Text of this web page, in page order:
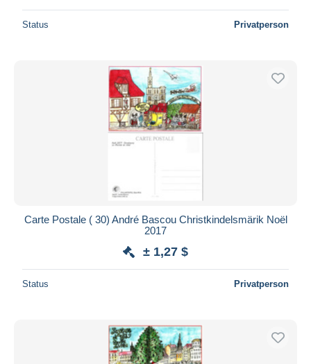
Status Privatperson
Carte Postale ( 30) André Bascou Christkindelsmärik Noël
2017
± 1,27 $
Status Privatperson